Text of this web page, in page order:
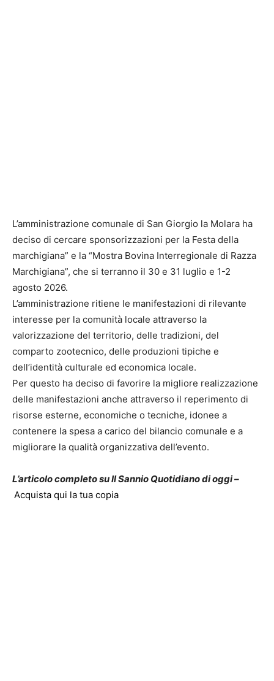
L’amministrazione comunale di San Giorgio la Molara ha
deciso di cercare sponsorizzazioni per la Festa della
marchigiana” e la “Mostra Bovina Interregionale di Razza
Marchigiana”, che si terranno il 30 e 31 luglio e 1-2
agosto 2026.
L’amministrazione ritiene le manifestazioni di rilevante
interesse per la comunità locale attraverso la
valorizzazione del territorio, delle tradizioni, del
comparto zootecnico, delle produzioni tipiche e
dell’identità culturale ed economica locale.
Per questo ha deciso di favorire la migliore realizzazione
delle manifestazioni anche attraverso il reperimento di
risorse esterne, economiche o tecniche, idonee a
contenere la spesa a carico del bilancio comunale e a
migliorare la qualità organizzativa dell’evento.
L’articolo completo su Il Sannio Quotidiano di oggi –
Acquista qui la tua copia